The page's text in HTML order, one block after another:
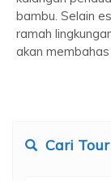
bambu. Selain
ramah
akan
Cari